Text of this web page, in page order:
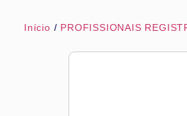
Início / PROFISSIONAIS